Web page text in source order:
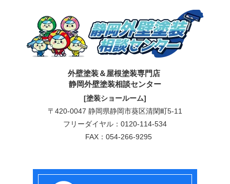
外壁塗装＆屋根塗装専門店
静岡外壁塗装相談センター
[塗装ショールーム]
〒420-0047 静岡県静岡市葵区清閑町5-11
フリーダイヤル： 0120-114-534
FAX：054-266-9295